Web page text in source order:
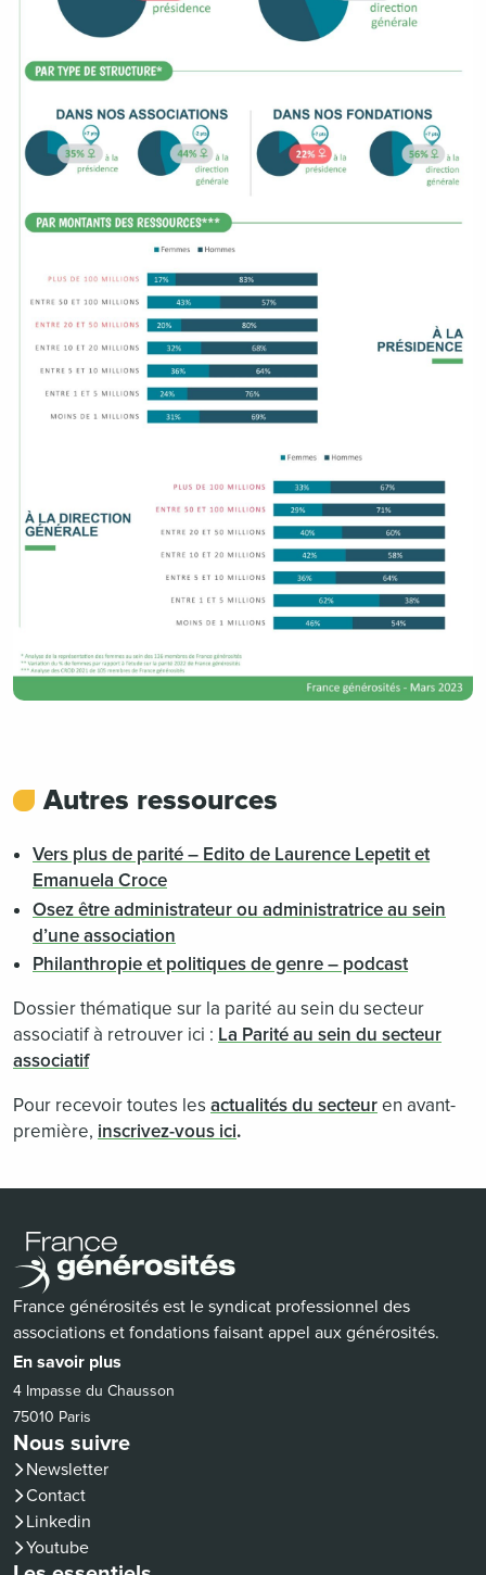
Autres ressources
Vers plus de parité – Edito de Laurence Lepetit et
Emanuela Croce
Osez être administrateur ou administratrice au sein
d’une association
Philanthropie et politiques de genre – podcast
Dossier thématique sur la parité au sein du secteur
associatif à retrouver ici : La Parité au sein du secteur
associatif
Pour recevoir toutes les actualités du secteuren avant-
première, inscrivez-vous ici.
France générosités est le syndicat professionnel des
associations et fondations faisant appel aux générosités.
En savoir plus
4 Impasse du Chausson
75010 Paris
Nous suivre
Newsletter
Contact
Linkedin
(nouvelle fenêtre)
Youtube
(nouvelle fenêtre)